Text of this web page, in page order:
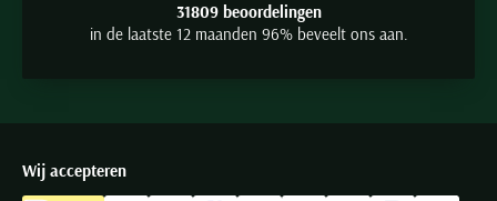
31809 beoordelingen
in de laatste 12 maanden 96% beveelt ons aan.
Wij accepteren